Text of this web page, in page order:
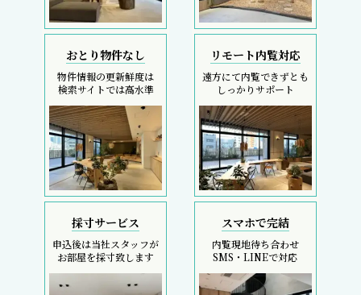
おとり物件なし
物件情報の更新鮮度は
検索サイトでは高水準
リモート内覧対応
遠方にて内覧できずとも
しっかりサポート
採寸サービス
申込後は当社スタッフが
お部屋を採寸致します
スマホで完結
内覧現地待ち合わせ
SMS・LINEで対応